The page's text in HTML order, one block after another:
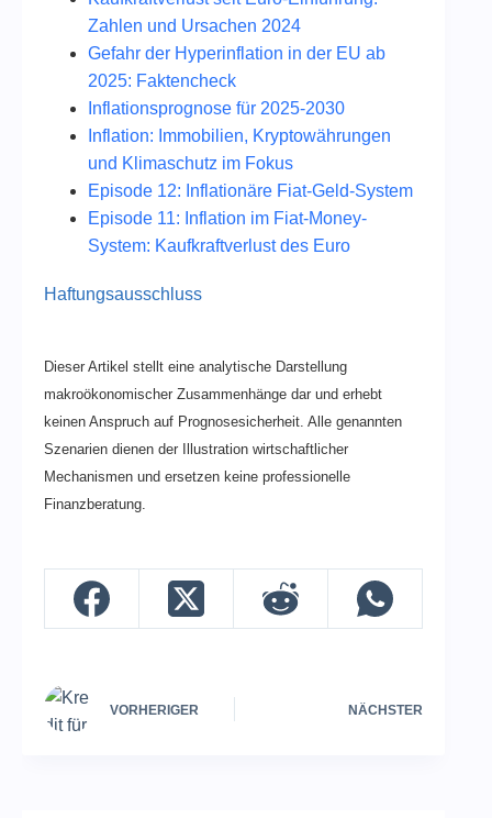
Zahlen und Ursachen 2024
Gefahr der Hyperinflation in der EU ab
2025: Faktencheck
Inflationsprognose für 2025-2030
Inflation: Immobilien, Kryptowährungen
und Klimaschutz im Fokus
Episode 12: Inflationäre Fiat-Geld-System
Episode 11: Inflation im Fiat-Money-
System: Kaufkraftverlust des Euro
Haftungsausschluss
Dieser Artikel stellt eine analytische Darstellung
makroökonomischer Zusammenhänge dar und erhebt
keinen Anspruch auf Prognosesicherheit. Alle genannten
Szenarien dienen der Illustration wirtschaftlicher
Mechanismen und ersetzen keine professionelle
Finanzberatung.
VORHERIGER NÄCHSTER